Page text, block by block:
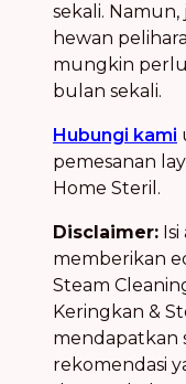
sekali.
hewan
mungkin perlu
bulan sekali.
Hubungi kami
pemesanan
Home Steril.
Disclaimer:
memberikan
Steam
Keringkan &
mendapatkan
rekomendasi